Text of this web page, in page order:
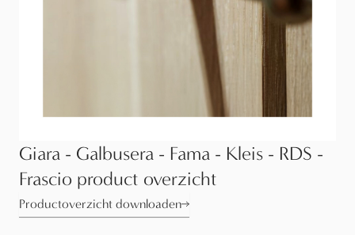
Giara - Galbusera - Fama - Kleis - RDS -
Frascio product overzicht
Productoverzicht downloaden